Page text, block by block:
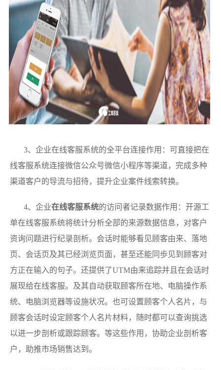
3、企业在线客服系统的全平台连接作用：可直接把在
线客服系统连接微信公众号微信小程序等渠道，完成多种
渠道客户的导流与招待，提升企业案件线索转换。
4、企业在线客服系统的访问者记录数据作用：开源工
单在线客服系统将统计分析全部的来源数据信息，对客户
资询问题进行纪录剖析。会话时能够看见顾客由来、落地
页、会话页及其已经浏览页面，甚至还能同歩见到顾客对
方正在输入的句子。还提供了UTM由来追踪并且在会话时
展现给在线客服。及其自动获取顾客所在地、电脑操作系
统、电脑浏览器等设施状况。也可设置顾客个人名片，与
顾客会话时设定顾客个人名片材料，随时都可以查询挑选
以进一步剖析或跟踪顾客。等这些作用，协助企业剖析客
户，助推市场销售达到。